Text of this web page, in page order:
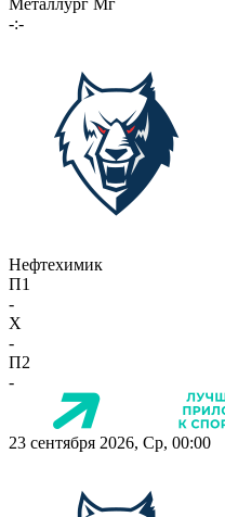
Металлург Мг
-:-
Нефтехимик
П1
-
X
-
П2
-
23 сентября 2026, Ср, 00:00